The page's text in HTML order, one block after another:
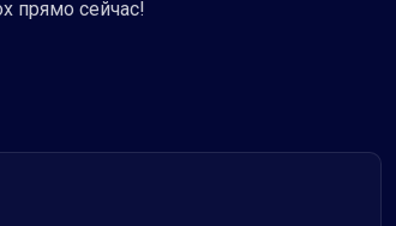
прямо сейчас!